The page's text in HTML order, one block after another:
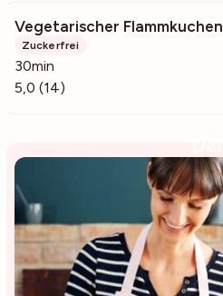
Vegetarischer Flammkuchen
Zuckerfrei
30min
5,0 (14)